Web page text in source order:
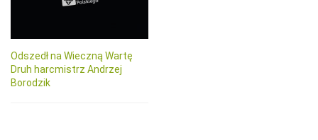
Odszedł na Wieczną Wartę
Druh harcmistrz Andrzej
Borodzik